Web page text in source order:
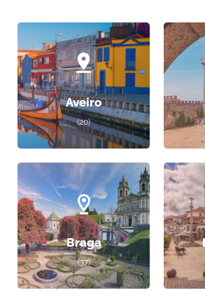
Aveiro
(20)
Braga
(37)